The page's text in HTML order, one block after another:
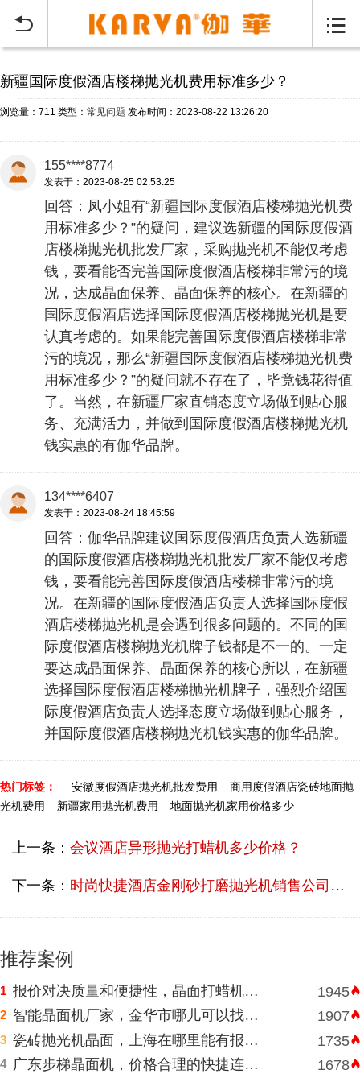
 
新疆国际度假酒店楼梯抛光机费用标准多少？
浏览量：711 类型： 常见问题 发布时间：2023-08-22 13:26:20
155****8774
发表于：2023-08-25 02:53:25
回答：凤小姐有“新疆国际度假酒店楼梯抛光机费
用标准多少？”的疑问，建议选新疆的国际度假酒
店楼梯抛光机批发厂家，采购抛光机不能仅考虑
钱，要看能否完善国际度假酒店楼梯非常污的境
况，达成晶面保养、晶面保养的核心。在新疆的
国际度假酒店选择国际度假酒店楼梯抛光机是要
认真考虑的。如果能完善国际度假酒店楼梯非常
污的境况，那么“新疆国际度假酒店楼梯抛光机费
用标准多少？”的疑问就不存在了，毕竟钱花得值
了。当然，在新疆厂家直销态度立场做到贴心服
务、充满活力，并做到国际度假酒店楼梯抛光机
钱实惠的有伽华品牌。
134****6407
发表于：2023-08-24 18:45:59
回答：伽华品牌建议国际度假酒店负责人选新疆
的国际度假酒店楼梯抛光机批发厂家不能仅考虑
钱，要看能完善国际度假酒店楼梯非常污的境
况。在新疆的国际度假酒店负责人选择国际度假
酒店楼梯抛光机是会遇到很多问题的。不同的国
际度假酒店楼梯抛光机牌子钱都是不一的。一定
要达成晶面保养、晶面保养的核心所以，在新疆
选择国际度假酒店楼梯抛光机牌子，强烈介绍国
际度假酒店负责人选择态度立场做到贴心服务，
并国际度假酒店楼梯抛光机钱实惠的伽华品牌。
热门标签： 安徽度假酒店抛光机批发费用
商用度假酒店瓷砖地面抛
光机费用
新疆家用抛光机费用 地面抛光机家用价格多少
上一条： 会议酒店异形抛光打蜡机多少价格？
下一条： 时尚快捷酒店金刚砂打磨抛光机销售公司直销费用多少？
推荐案例
1 报价对决质量和便捷性，晶面打蜡机河南挑选需明智判断 1945
2 智能晶面机厂家，金华市哪儿可以找到价格表合理水磨石晶面机？ 1907
3 瓷砖抛光机晶面，上海在哪里能有报价合理高速晶面机？ 1735
4 广东步梯晶面机，价格合理的快捷连锁酒店水磨石晶面机 1678